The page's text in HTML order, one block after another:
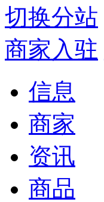
切换分站
商家入驻
信息
商家
资讯
商品